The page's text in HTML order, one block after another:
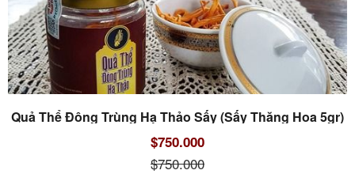
Quả Thể Đông Trùng Hạ Thảo Sấy (Sấy Thăng Hoa 5gr)
$750.000
$750.000